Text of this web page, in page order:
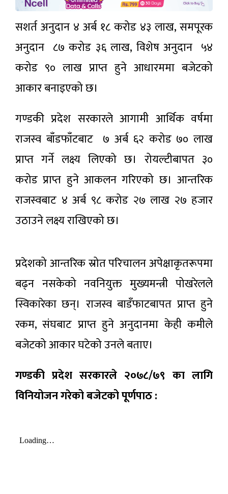
सशर्त अनुदान ४ अर्ब १८ करोड ४३ लाख, समपूरक
अनुदान ८७ करोड ३६ लाख, विशेष अनुदान ५४
करोड ९० लाख प्राप्त हुने आधारममा बजेटको
आकार बनाइएको छ।
गण्डकी प्रदेश सरकारले आगामी आर्थिक वर्षमा
राजस्व बाँडफाँटबाट ७ अर्ब ६२ करोड ७० लाख
प्राप्त गर्ने लक्ष्य लिएको छ। रोयल्टीबापत ३०
करोड प्राप्त हुने आकलन गरिएको छ। आन्तरिक
राजस्वबाट ४ अर्ब ९८ करोड २७ लाख २७ हजार
उठाउने लक्ष्य राखिएको छ।
प्रदेशको आन्तरिक स्रोत परिचालन अपेक्षाकृतरूपमा
बढ्न नसकेको नवनियुक्त मुख्यमन्त्री पोखरेलले
स्विकारेका छन्। राजस्व बाडँफाटबापत प्राप्त हुने
रकम, संघबाट प्राप्त हुने अनुदानमा केही कमीले
बजेटको आकार घटेको उनले बताए।
गण्डकी प्रदेश सरकारले २०७८/७९ का लागि
विनियोजन गरेको बजेटको पूर्णपाठ :